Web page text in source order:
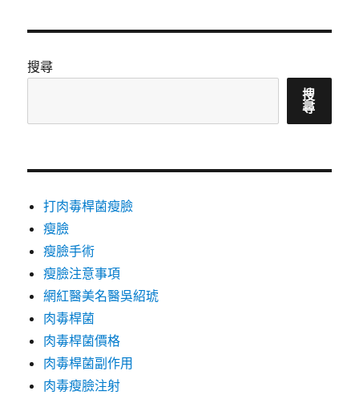
搜尋
搜
尋
打肉毒桿菌瘦臉
瘦臉
瘦臉手術
瘦臉注意事項
網紅醫美名醫吳紹琥
肉毒桿菌
肉毒桿菌價格
肉毒桿菌副作用
肉毒瘦臉注射